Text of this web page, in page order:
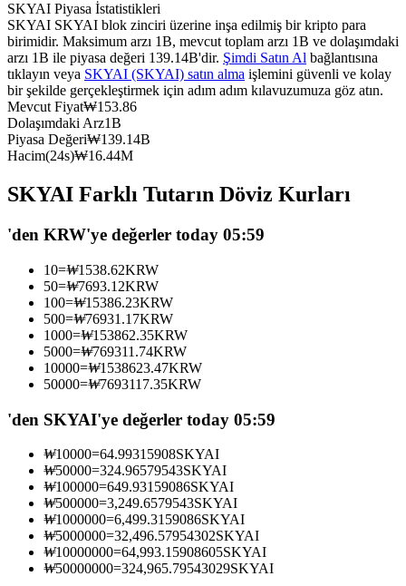
USDC'yi teminat olarak kullanan vadeli işlemler
Kopya Ticaret
En iyi traderlarla güçlerinizi birleştirin
Kopya Tüccarı Olun
SKYAI Piyasa İstatistikleri
SKYAI SKYAI blok zinciri üzerine inşa edilmiş bir kripto para
birimidir. Maksimum arzı 1B, mevcut toplam arzı 1B ve dolaşımdaki
arzı 1B ile piyasa değeri 139.14B'dir. Şimdi Satın Al bağlantısına
tıklayın veya SKYAI (SKYAI) satın alma işlemini güvenli ve kolay
bir şekilde gerçekleştirmek için adım adım kılavuzumuza göz atın.
Mevcut Fiyat₩153.86
Dolaşımdaki Arz1B
Piyasa Değeri₩139.14B
Hacim(24s)₩16.44M
SKYAI Farklı Tutarın Döviz Kurları
'den KRW'ye değerler today 05:59
10=₩1538.62KRW
50=₩7693.12KRW
100=₩15386.23KRW
500=₩76931.17KRW
1000=₩153862.35KRW
5000=₩769311.74KRW
10000=₩1538623.47KRW
50000=₩7693117.35KRW
'den SKYAI'ye değerler today 05:59
₩10000=64.99315908SKYAI
₩50000=324.96579543SKYAI
₩100000=649.93159086SKYAI
₩500000=3,249.6579543SKYAI
₩1000000=6,499.3159086SKYAI
₩5000000=32,496.57954302SKYAI
₩10000000=64,993.15908605SKYAI
₩50000000=324,965.79543029SKYAI